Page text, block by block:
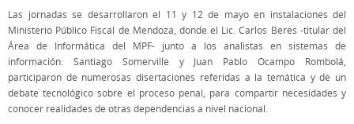
Las jornadas se desarrollaron el 11 y 12 de mayo en instalaciones del
Ministerio Público Fiscal de Mendoza, donde el Lic. Carlos Beres -titular del
Área de Informática del MPF- junto a los analistas en sistemas de
información: Santiago Somerville y Juan Pablo Ocampo Rombolá,
participaron de numerosas disertaciones referidas a la temática y de un
debate tecnológico sobre el proceso penal, para compartir necesidades y
conocer realidades de otras dependencias a nivel nacional.